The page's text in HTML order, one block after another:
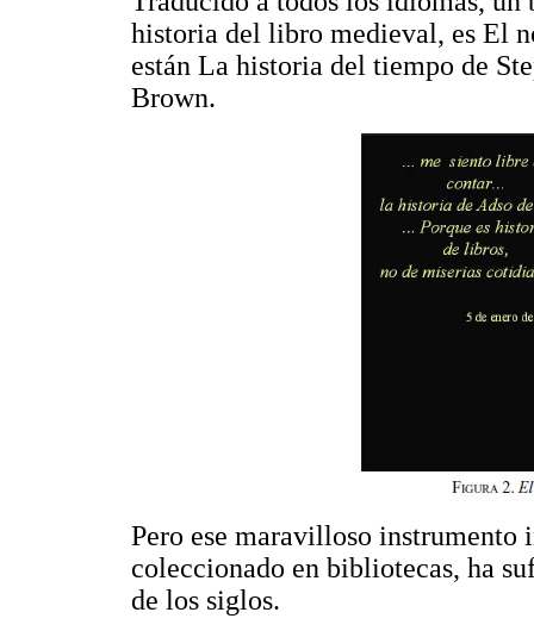
historia del libro medieval, es El
están La historia del tiempo de
Brown.
Pero ese maravilloso
coleccionado en bibliotecas, ha
de los siglos.